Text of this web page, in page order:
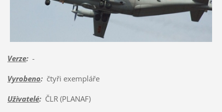
Verze:-
Vyrobeno:čtyři exempláře
Uživatelé:ČLR (PLANAF)